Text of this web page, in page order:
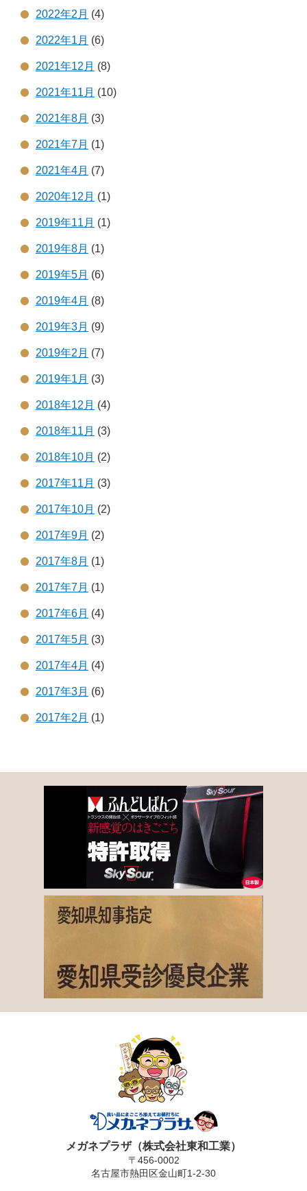
2022年2月 (4)
2022年1月 (6)
2021年12月 (8)
2021年11月 (10)
2021年8月 (3)
2021年7月 (1)
2021年4月 (7)
2020年12月 (1)
2019年11月 (1)
2019年8月 (1)
2019年5月 (6)
2019年4月 (8)
2019年3月 (9)
2019年2月 (7)
2019年1月 (3)
2018年12月 (4)
2018年11月 (3)
2018年10月 (2)
2017年11月 (3)
2017年10月 (2)
2017年9月 (2)
2017年8月 (1)
2017年7月 (1)
2017年6月 (4)
2017年5月 (3)
2017年4月 (4)
2017年3月 (6)
2017年2月 (1)
メガネプラザ（株式会社東和工業）
〒456-0002
名古屋市熱田区金山町1-2-30